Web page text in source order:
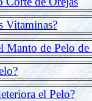
Vitaminas?
Manto de Pelo de
el Pelo?